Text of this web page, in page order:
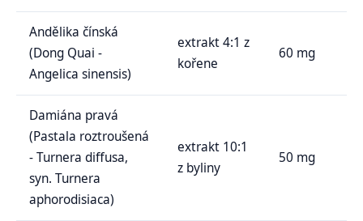
Andělika čínská
(Dong Quai -
Angelica sinensis)
extrakt 4:1 z
kořene
60 mg
Damiána pravá
(Pastala roztroušená
- Turnera diffusa,
syn. Turnera
aphorodisiaca)
extrakt 10:1
z byliny
50 mg